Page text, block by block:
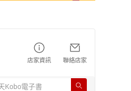
店家資訊 聯絡店家